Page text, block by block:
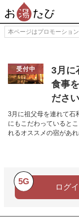
本ページはプロモーショ
受付中
3月に
食事
ださい
3月に祖父母を連れて石
にもこだわっていると
れるオススメの宿があれ
5G
ログ